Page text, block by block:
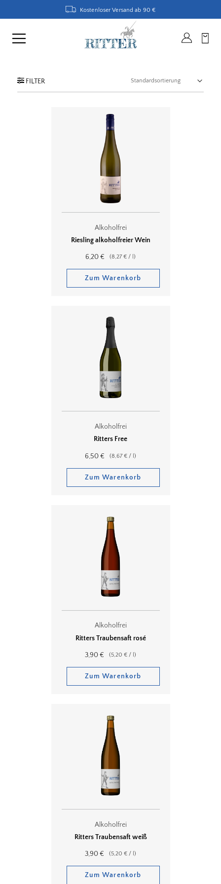
Kostenloser Versand ab 90 €
FILTER
Alkoholfrei
Riesling alkoholfreier Wein
6,20€ (8,27€ / )
Zum Warenkorb
Alkoholfrei
Ritters Free
6,50€ (8,67€ / )
Zum Warenkorb
Alkoholfrei
Ritters Traubensaft rosé
3,90€ (5,20 € / )
Zum Warenkorb
Alkoholfrei
Ritters Traubensaft weiß
3,90€ (5,20 € / )
Zum Warenkorb